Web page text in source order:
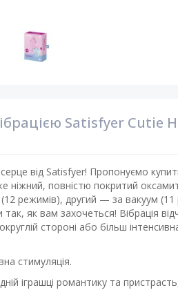
Satisfyer Cutie
від Satisfyer! Пропонуємо
ніжний, повністю покритий
режимів), другий — за вакуум
як вам захочеться! Вібрація
стороні або більш
стимуляція.
іграшці романтику та